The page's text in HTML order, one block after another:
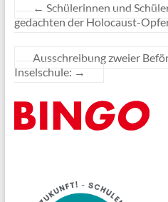
← Schülerinnen und
gedachten der Holocaust-
Ausschreibung zweier
Inselschule: →